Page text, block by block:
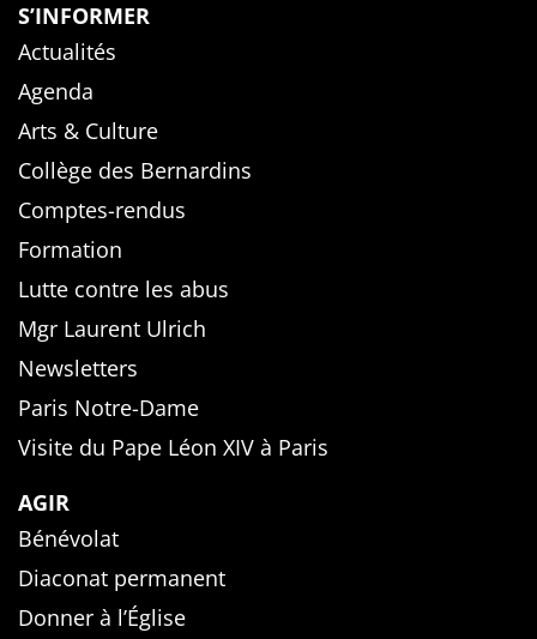
S’INFORMER
Actualités
Agenda
Arts & Culture
Collège des Bernardins
Comptes-rendus
Formation
Lutte contre les abus
Mgr Laurent Ulrich
Newsletters
Paris Notre-Dame
Visite du Pape Léon XIV à Paris
AGIR
Bénévolat
Diaconat permanent
Donner à l’Église